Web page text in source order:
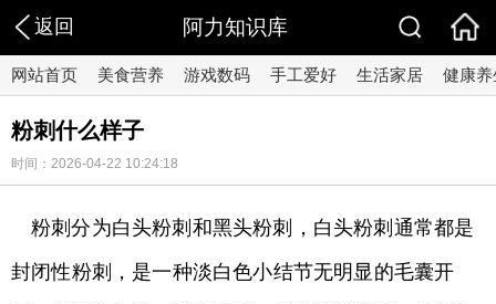
返回 阿力知识库
网站首页 美食营养 游戏数码 手工爱好 生活家居 健康养
粉刺什么样子
时间：2026-04-22 10:24:18
粉刺分为白头粉刺和黑头粉刺，白头粉刺通常都是
封闭性粉刺，是一种淡白色小结节无明显的毛囊开